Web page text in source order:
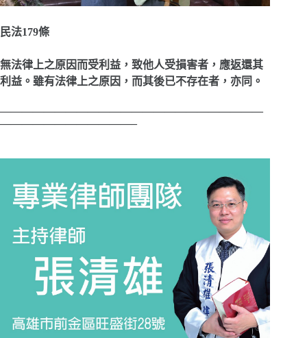
民法179條
無法律上之原因而受利益，致他人受損害者，應返還其
利益。雖有法律上之原因，而其後已不存在者，亦同。
————————————————————————
————————————–